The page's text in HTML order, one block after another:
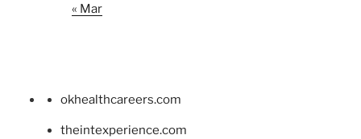
« Mar
okhealthcareers.com
theintexperience.com